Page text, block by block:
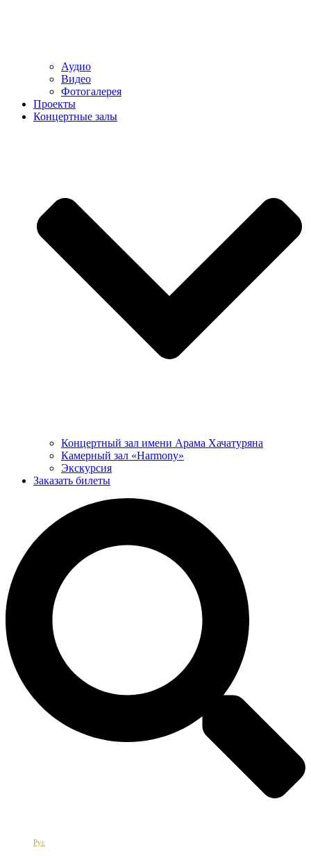
Аудио
Видео
Фотогалерея
Проекты
Концертные залы
Концертный зал имени Арама Хачатуряна
Камерный зал «Harmony»
Экскурсия
Заказать билеты
Рус